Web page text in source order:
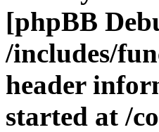
[phpBB
/includes/
header
started at /